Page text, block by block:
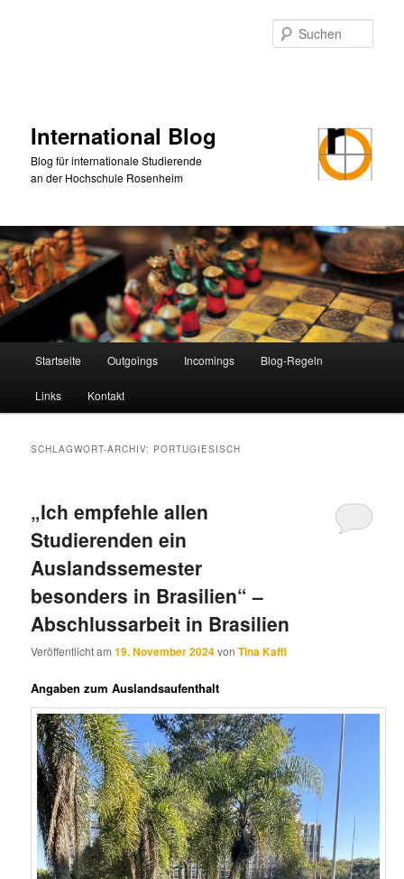
International Blog
Blog für internationale Studierende
an der Hochschule Rosenheim
Startseite Outgoings Incomings Blog-Regeln
Links Kontakt
SCHLAGWORT-ARCHIV: PORTUGIESISCH
„Ich empfehle allen
Studierenden ein
Auslandssemester
besonders in Brasilien“ –
Abschlussarbeit in Brasilien
Veröffentlicht am19. November 2024vonTina Kaffl
Angaben zum Auslandsaufenthalt